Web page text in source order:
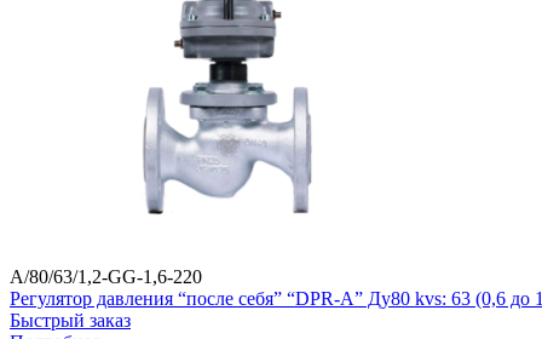
A/80/63/1,2-GG-1,6-220
Регулятор давления “после себя” “DPR-A” Ду80 kvs: 63 (0,6
Быстрый заказ